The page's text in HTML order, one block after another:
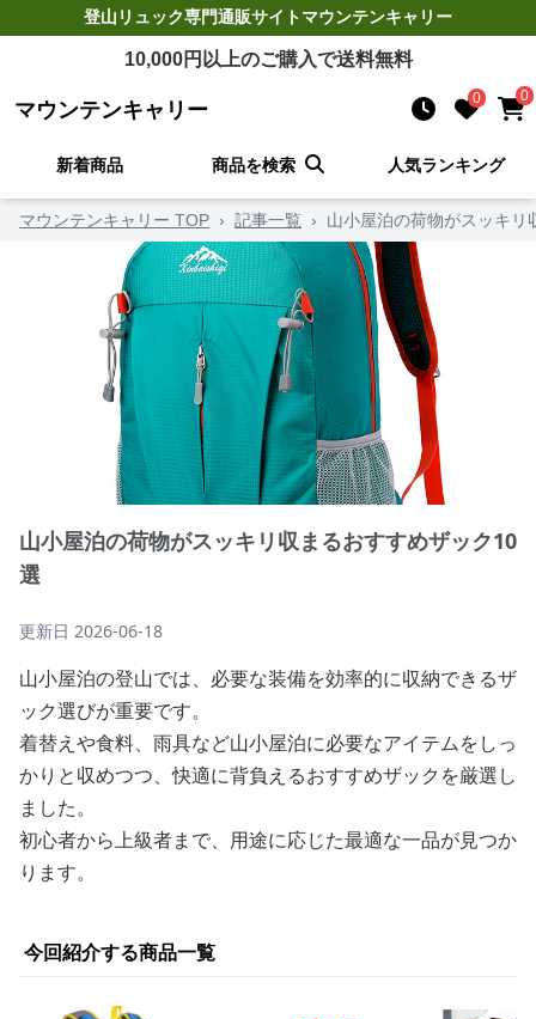
登山リュック専門通販サイトマウンテンキャリー
10,000円以上のご購入で送料無料
マウンテンキャリー 0 0
新着商品 商品を検索 人気ランキング
マウンテンキャリー TOP › 記事一覧 › 山小屋泊の荷物がスッキ
山小屋泊の荷物がスッキリ収まるおすすめザック10
選
更新日 2026-06-18
山小屋泊の登山では、必要な装備を効率的に収納できるザ
ック選びが重要です。
着替えや食料、雨具など山小屋泊に必要なアイテムをしっ
かりと収めつつ、快適に背負えるおすすめザックを厳選し
ました。
初心者から上級者まで、用途に応じた最適な一品が見つか
ります。
今回紹介する商品一覧